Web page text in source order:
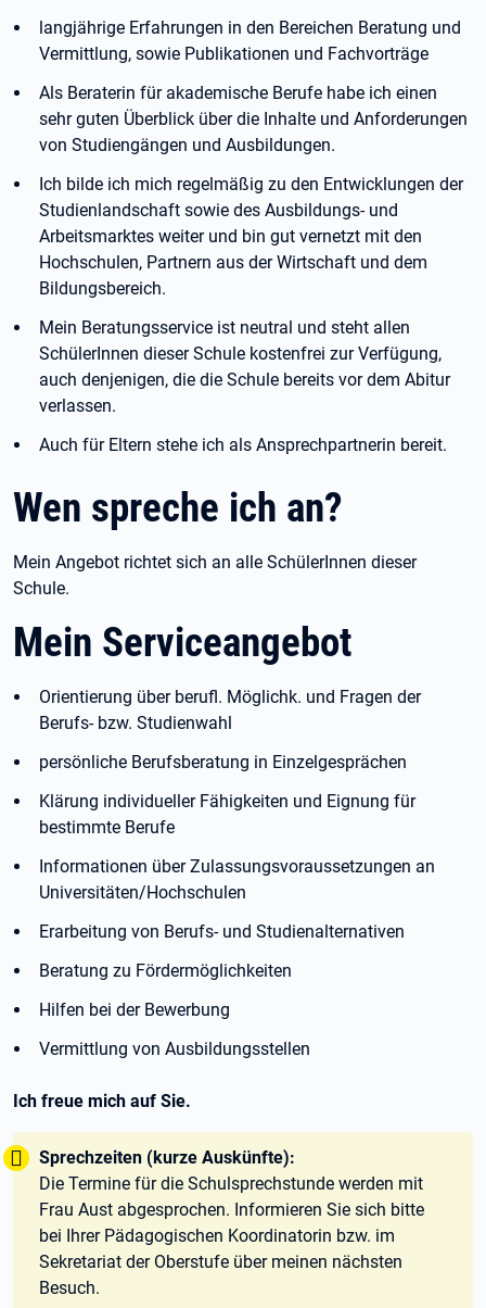
langjährige Erfahrungen in den Bereichen Beratung und
Vermittlung, sowie Publikationen und Fachvorträge
Als Beraterin für akademische Berufe habe ich einen
sehr guten Überblick über die Inhalte und Anforderungen
von Studiengängen und Ausbildungen.
Ich bilde ich mich regelmäßig zu den Entwicklungen der
Studienlandschaft sowie des Ausbildungs- und
Arbeitsmarktes weiter und bin gut vernetzt mit den
Hochschulen, Partnern aus der Wirtschaft und dem
Bildungsbereich.
Mein Beratungsservice ist neutral und steht allen
SchülerInnen dieser Schule kostenfrei zur Verfügung,
auch denjenigen, die die Schule bereits vor dem Abitur
verlassen.
Auch für Eltern stehe ich als Ansprechpartnerin bereit.
Wen spreche ich an?
Mein Angebot richtet sich an alle SchülerInnen dieser
Schule.
Mein Serviceangebot
Orientierung über berufl. Möglichk. und Fragen der
Berufs- bzw. Studienwahl
persönliche Berufsberatung in Einzelgesprächen
Klärung individueller Fähigkeiten und Eignung für
bestimmte Berufe
Informationen über Zulassungsvoraussetzungen an
Universitäten/Hochschulen
Erarbeitung von Berufs- und Studienalternativen
Beratung zu Fördermöglichkeiten
Hilfen bei der Bewerbung
Vermittlung von Ausbildungsstellen
Ich freue mich auf Sie.
Tipp:
Sprechzeiten (kurze Auskünfte):
Die Termine für die Schulsprechstunde werden mit
Frau Aust abgesprochen. Informieren Sie sich bitte
bei Ihrer Pädagogischen Koordinatorin bzw. im
Sekretariat der Oberstufe über meinen nächsten
Besuch.